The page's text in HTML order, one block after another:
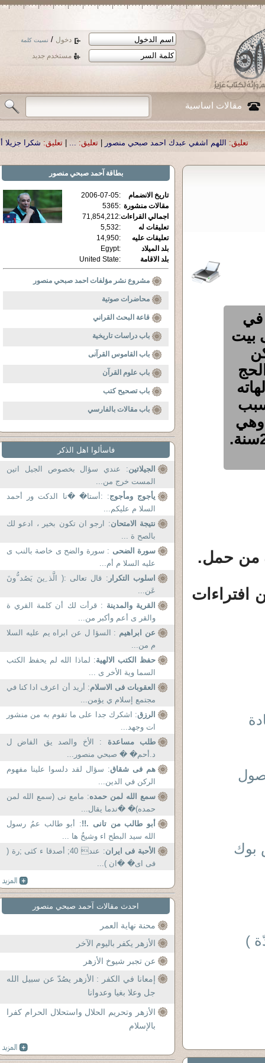
دخول / نسيت كلمة
مستخدم جديد
مقالات اساسية
اشفي عبدك احمد صبحي منصور| تعليق: ...
|تعليق: شكرا جزيلا أستاذ حمد
في
بيت
لكن
وهي
في سن يقارب 55 سنة وكل ابنائها فوق 25سنة.
من حمل.
افتراءات
بوك
)
بطاقة آحمد صبحي منصور
تاريخ الانضمام :
2006-07-05
مقالات منشورة :
5365
اجمالي القراءات:
71,854,212
تعليقات له
:
5,532
تعليقات عليه
:
14,950
بلد الميلاد
:
Egypt
بلد الاقامة
:
United State
مشروع نشر مؤلفات احمد صبحي منصور
محاضرات صوتية
قاعة البحث القراني
باب دراسات تاريخية
باب القاموس القرآنى
باب علوم القرآن
باب تصحيح كتب
باب مقالات بالفارسي
فاسألوا اهل الذكر
الجيلاتين: عندي سؤال بخصوص الجيل اتين
المست خرج من...
يأجوج ومأجوج: :أستا� �نا الدكت ور أحمد
السلا م عليكم...
نتيجة الامتحان: ارجو ان تكون بخير ، ادعو لك
بالصح ة ...
سورة الضحى : سورة والضح ى خاصة بالنب ى
عليه السلا م أم...
اسلوب التكرار : قال تعالى :( الَّذ ِينَ يَصُد ُّونَ
عَن...
القرية والمدينة : قرأت لك أن كلمة القري ة
والقر ى أعم وأكبر من...
عن ابراهيم : السؤا ل عن ابراه يم عليه السلا
م من...
حفظ الكتب الالهية: لماذا الله لم يحفظ الكتب
السما وية الأخر ى ...
العقوبات فى الاسلام: أريد أن اعرف ادا كنا في
مجتمع إسلام ي يؤمن...
الرزق: اشكرك جدا على ما تقوم به من منشور
ات وجهد...
طلب مساعدة : الأخ والصد يق الفاض ل
د.أحم� � صبحي منصور...
هم فى شقاق: سؤال لقد دلسوا علينا مفهوم
الركن في الدين...
سمع الله لمن حمده: مامع نى (سمع الله لمن
حمده)� �ندما يقال...
أبو طالب من تانى .!!: أبو طالب عمُ رسول
الله سيد البطح اء وشيخُ ها ...
الأحبة فى ايران
: عند 40; أصدقا ء کثی ;رة (
فی ای� �ان )...
احدث مقالات آحمد صبحي منصور
محنة نهاية العمر
الأزهر يكفر باليوم الآخر
عن تجبر شيوخ الأزهر
إمعانا في الكفر : الأزهر يصُدّ عن سبيل الله
جل وعلا بغيا وعدوانا
الأزهر وتحريم الحلال واستحلال الحرام كفرا
بالإسلام